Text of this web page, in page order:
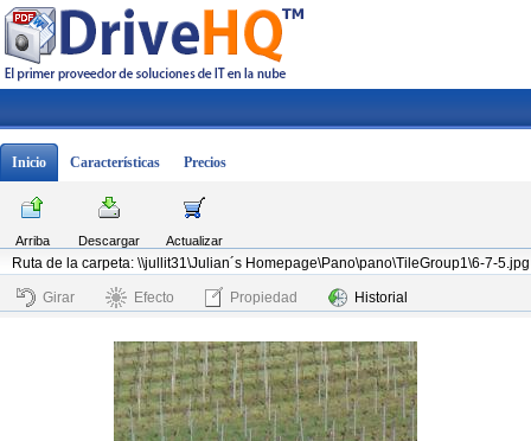
Inicio Características Precios
Arriba Descargar
Actualizar
Ruta de la carpeta: \\jullit31\Julian´s Homepage\Pano\pano\TileGroup1\6-7-5.jpg
Girar Efecto Propiedad Historial